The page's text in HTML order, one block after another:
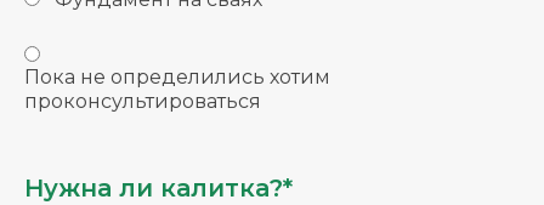
Пока не определились хотим
проконсультироваться
Нужна ли калитка?*